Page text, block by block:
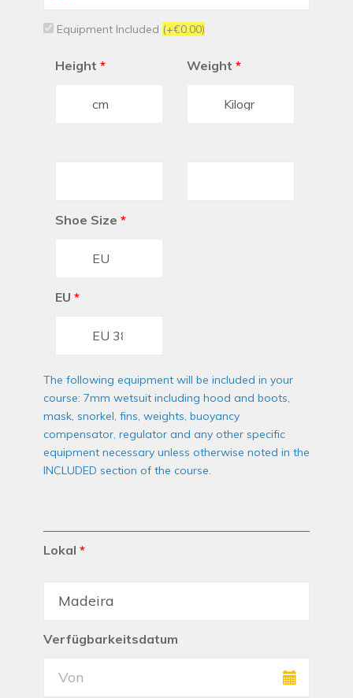
Equipment Included (+€0.00)
Height * Weight *
Shoe Size *
EU *
The following equipment will be included in your
course: 7mm wetsuit including hood and boots,
mask, snorkel, fins, weights, buoyancy
compensator, regulator and any other specific
equipment necessary unless otherwise noted in the
INCLUDED section of the course.
Lokal *
Verfügbarkeitsdatum